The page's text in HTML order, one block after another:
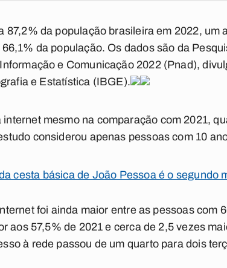
87,2% da população brasileira em 2022, um
da população. Os dados são da
e Comunicação 2022 (Pnad),
e Estatística (IBGE).
mesmo na comparação com 2021,
considerou apenas pessoas com 10
cesta básica de João Pessoa é o segundo
foi ainda maior entre as pessoas com
aos 57,5% de 2021 e cerca de 2,5 vezes
à rede passou de um quarto para dois